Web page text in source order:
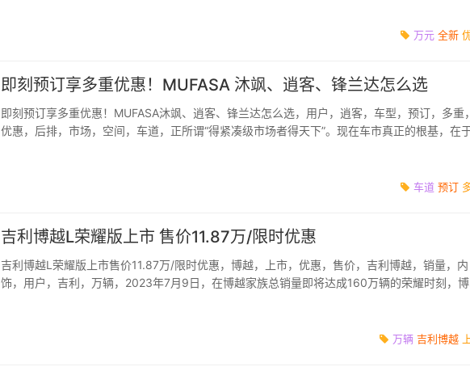
万元 全新
即刻预订享多重优惠！MUFASA 沐飒、逍客、锋兰达怎么选
即刻预订享多重优惠！MUFASA沐飒、逍客、锋兰达怎么选，用户，逍客，车型，预订，多重，
优惠，后排，市场，空间，车道，正所谓“得紧凑级市场者得天下”。现在车市真正的根基，在
车道 预订
吉利博越L荣耀版上市 售价11.87万/限时优惠
吉利博越L荣耀版上市售价11.87万/限时优惠，博越，上市，优惠，售价，吉利博越，销量，内
饰，用户，吉利，万辆，2023年7月9日，在博越家族总销量即将达成160万辆的荣耀时刻，博
万辆 吉利博越